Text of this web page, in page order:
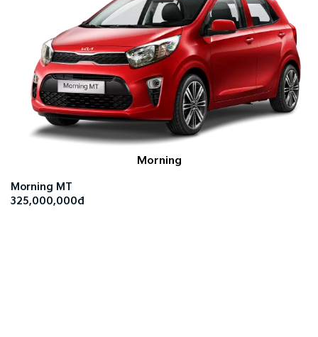
Morning
Morning MT
325,000,000đ